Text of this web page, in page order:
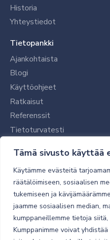
Tämä sivusto käyttää
Käytämme evästeitä
räätälöimiseen, sosiaalisen
tukemiseen ja
jaamme sosiaalisen median,
kumppaneillemme tietoja
Kumppanimme voivat
Historia
Yhteystiedot
Tietopankki
Ajankohtaista
Blogi
Käyttöohjeet
Ratkaisut
Referenssit
Tietoturvatesti
Tilaajalle
Toimitustavat ja -kulut
Verkkokaupan yleiset ehdot
Toimitusehdot
Tietosuojaseloste
Tietoturva